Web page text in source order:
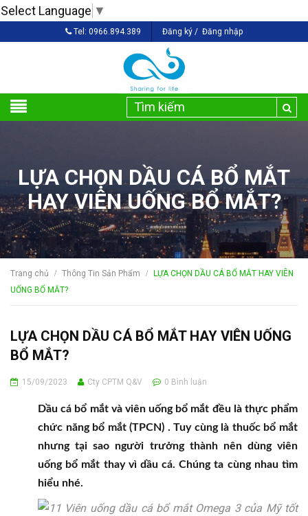
Select Language ▼
Tel: 0966.894.389 Đăng ký / Đăng nhập
LỰA CHỌN DẦU CÁ BỔ MẮT
HAY VIÊN UỐNG BỔ MẮT?
Trang chủ / Thông Tin Sản Phẩm /
LỰA CHỌN DẦU CÁ BỔ MẮT HAY VIÊN
UỐNG BỔ MẮT?
LỰA CHỌN DẦU CÁ BỔ MẮT HAY VIÊN UỐNG
BỔ MẮT?
15/09/2023 Cty CPTM Q&V 0 Bình luận
Dầu cá bổ mắt và viên uống bổ mắt đều là thực phẩm
chức năng bổ mắt (TPCN) . Tuy cùng là thuốc bổ mắt
nhưng tại sao người trưởng thành nên dùng viên
uống bổ mắt thay vì dầu cá. Chúng ta cùng nhau tìm
hiểu nhé.